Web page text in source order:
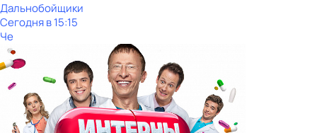
Дальнобойщики
Сегодня в 15:15
Че